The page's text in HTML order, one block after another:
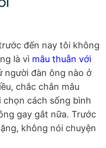
đến nay tôi không
là vì mâu thuẫn với
người đàn ông nào ở
chắc chắn mâu
chọn cách sống bình
gay gắt nữa. Trước
không nói chuyện